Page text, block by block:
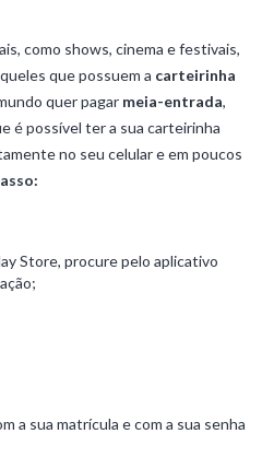
como shows, cinema e festivais,
que possuem a carteirinha
quer pagar meia-entrada,
é possível ter a sua carteirinha
no seu celular e em poucos
Store, procure pelo aplicativo
a sua matrícula e com a sua senha